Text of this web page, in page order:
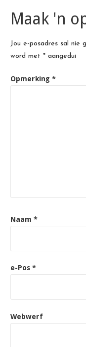
navigasie
Maak 'n
Jou e-posadres sal nie
word met *aangedui
Opmerking *
Naam *
e-Pos *
Webwerf